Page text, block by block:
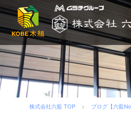
木
×SDGs
で
会
に
株式会社六藍 TOP > ブログ【六藍